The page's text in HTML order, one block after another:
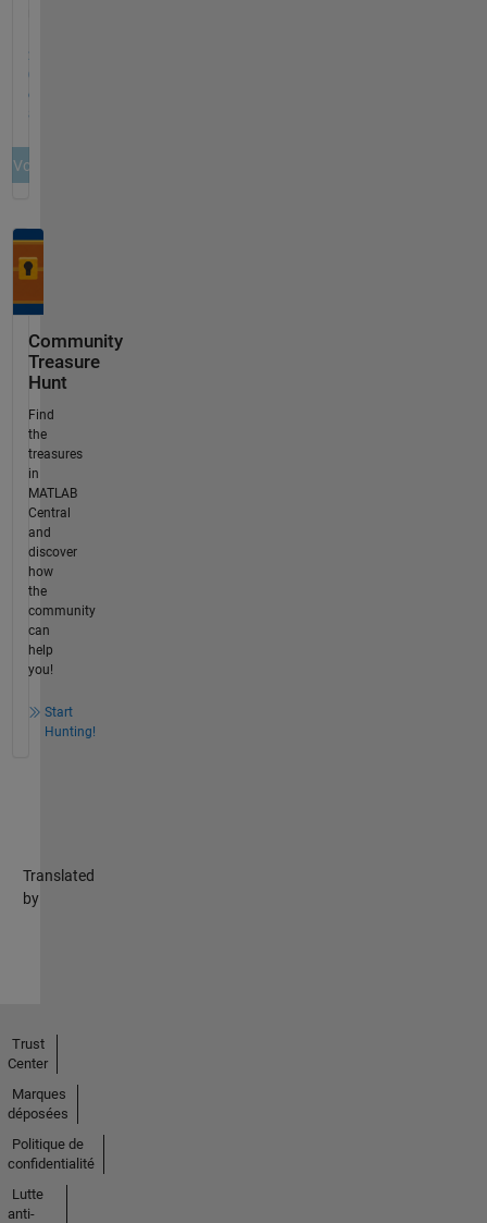
Community
Treasure
Hunt
Find
the
treasures
in
MATLAB
Central
and
discover
how
the
community
can
help
you!
Start
Hunting!
Translated
by
Trust
Center
Marques
déposées
Politique de
confidentialité
Lutte
anti-